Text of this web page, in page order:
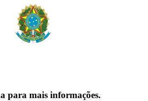
para mais informações.